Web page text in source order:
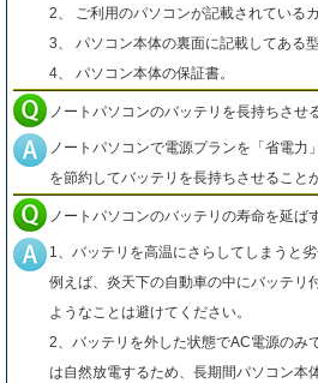
2、 ご利用のパソコンが記載されている
3、 パソコン本体の裏面に記載してある
4、 パソコン本体の保証書。
ノートパソコンのバッテリを長持ちさせ
ノートパソコンで電源プランを「省電力
を節約してバッテリを長持ちさせること
ノートパソコンのバッテリの寿命を延ば
1、バッテリを高温にさらしてしまうと劣
例えば、炎天下の自動車の中にバッテリ
ようなことは避けてください。
2、バッテリを外した状態でAC電源のみ
は自然放電するため、長期間パソコン本